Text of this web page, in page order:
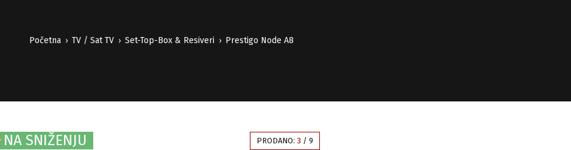
Početna › TV / Sat TV › Set-Top-Box & Resiveri › Prestigo Node A8
NA SNIŽENJU PRODANO: 3 / 9